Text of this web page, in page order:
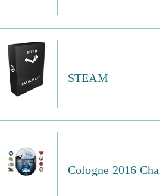
STEAM
Cologne 2016